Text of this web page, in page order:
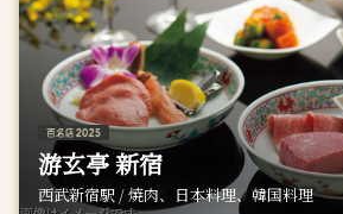
游玄亭 新宿
西武新宿駅 / 焼肉、日本料理、韓国料理